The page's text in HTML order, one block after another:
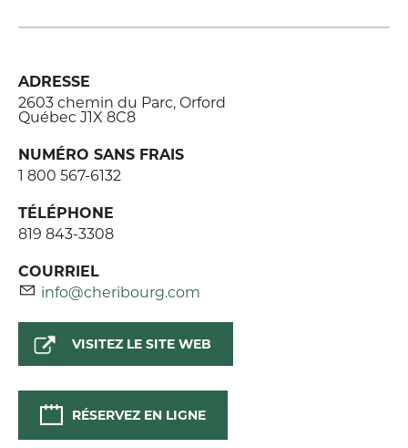
ADRESSE
2603 chemin du Parc, Orford
Québec J1X 8C8
NUMÉRO SANS FRAIS
1 800 567-6132
TÉLÉPHONE
819 843-3308
COURRIEL
info@cheribourg.com
VISITEZ LE SITE WEB
RÉSERVEZ EN LIGNE